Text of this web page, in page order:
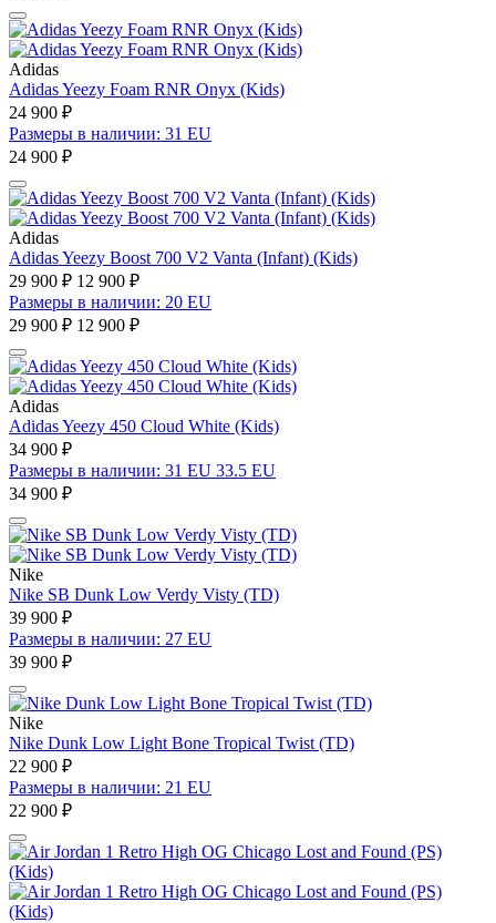
Adidas
Adidas Yeezy Foam RNR Onyx (Kids)
24 900 ₽
Размеры в наличии: 31 EU
24 900 ₽
Adidas
Adidas Yeezy Boost 700 V2 Vanta (Infant) (Kids)
29 900 ₽ 12 900 ₽
Размеры в наличии: 20 EU
29 900 ₽ 12 900 ₽
Adidas
Adidas Yeezy 450 Cloud White (Kids)
34 900 ₽
Размеры в наличии: 31 EU 33.5 EU
34 900 ₽
Nike
Nike SB Dunk Low Verdy Visty (TD)
39 900 ₽
Размеры в наличии: 27 EU
39 900 ₽
Nike
Nike Dunk Low Light Bone Tropical Twist (TD)
22 900 ₽
Размеры в наличии: 21 EU
22 900 ₽